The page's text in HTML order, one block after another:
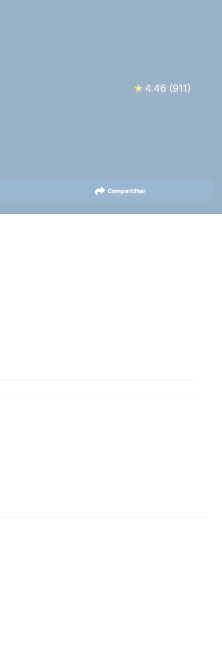
★ 4.46 (911)
Compartilhar